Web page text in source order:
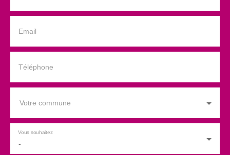
Email
Téléphone
Votre commune
-
Vous souhaitez